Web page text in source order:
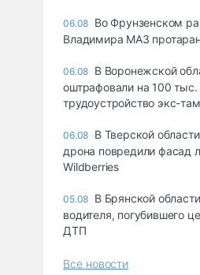
06.08 Во Фрунзенском
Владимира МАЗ
06.08 В Воронежской
оштрафовали на 100 тыс.
трудоустройство экс-
06.08 В Тверской
дрона повредили фасад
Wildberries
05.08 В Брянской
водителя, погубившего
ДТП
Все новости